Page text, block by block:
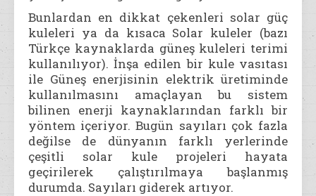
Bunlardan en dikkat çekenleri solar güç
kuleleri ya da kısaca Solar kuleler (bazı
Türkçe kaynaklarda güneş kuleleri terimi
kullanılıyor). İnşa edilen bir kule vasıtası
ile Güneş enerjisinin elektrik üretiminde
kullanılmasını amaçlayan bu sistem
bilinen enerji kaynaklarından farklı bir
yöntem içeriyor. Bugün sayıları çok fazla
değilse de dünyanın farklı yerlerinde
çeşitli solar kule projeleri hayata
geçirilerek çalıştırılmaya başlanmış
durumda. Sayıları giderek artıyor.